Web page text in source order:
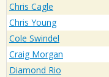
Chris Cagle
Chris Young
Cole Swindel
Craig Morgan
Diamond Rio